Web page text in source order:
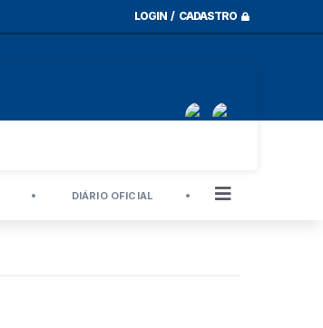
LOGIN / CADASTRO
DIÁRIO OFICIAL